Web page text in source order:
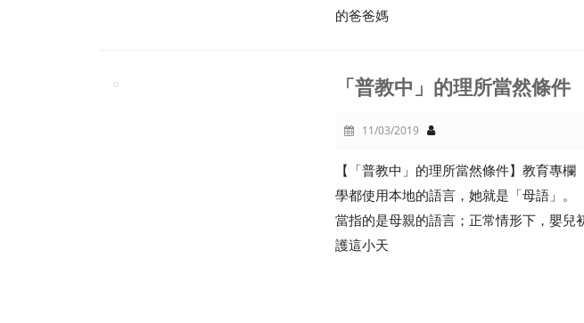
的爸爸媽
「普教中」的理所當然條件
11/03/2019
【「普教中」的理所當然條件】教
學都使用本地的語言，她就是「母語
當指的是母親的語言；正常情形下，嬰兒
護這小天